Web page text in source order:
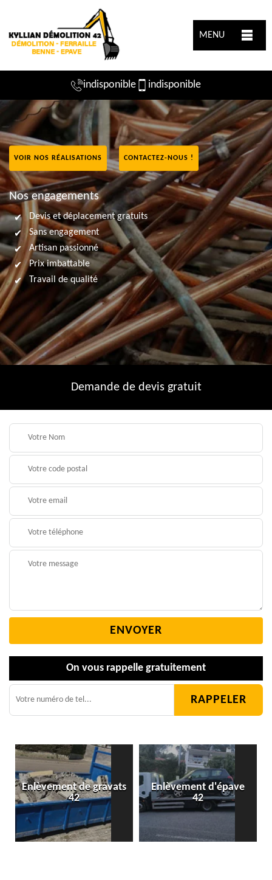
MENU
indisponible indisponible
VOIR NOS RÉALISATIONS CONTACTEZ-NOUS !
Nos engagements
Devis et déplacement gratuits
Sans engagement
Artisan passionné
Prix imbattable
Travail de qualité
Demande de devis gratuit
On vous rappelle gratuitement
Enlèvement de gravats
42
Enlèvement d'épave
42